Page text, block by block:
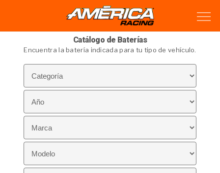
Catálogo de Baterías
Encuentra la batería indicada para tu tipo de vehículo.